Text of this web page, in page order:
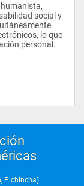
social y
lo que
personal.
Pichincha)